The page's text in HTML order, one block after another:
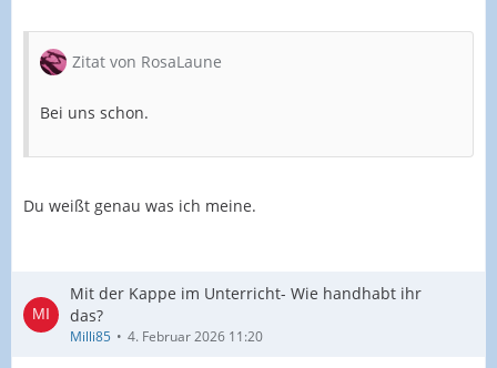
Zitat von RosaLaune
Bei uns schon.
Du weißt genau was ich meine.
Mit der Kappe im Unterricht- Wie handhabt ihr
das?
Milli85 4. Februar 2026 11:20